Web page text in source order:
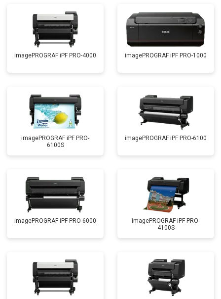
imagePROGRAF iPF PRO-4000 imagePROGRAF iPF PRO-1000
imagePROGRAF iPF PRO-
6100S
imagePROGRAF iPF PRO-6100
imagePROGRAF iPF PRO-6000
imagePROGRAF iPF PRO-
4100S